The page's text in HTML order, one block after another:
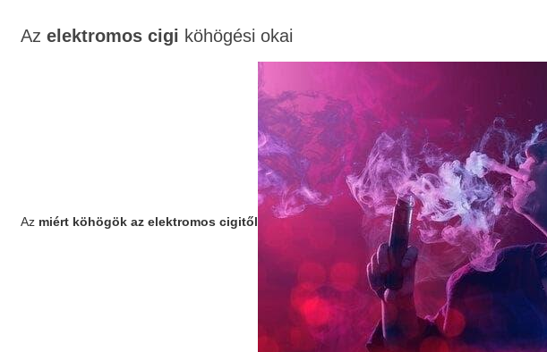
Azelektromos cigi köhögési okai
Az miért köhögök az elektromos cigitől